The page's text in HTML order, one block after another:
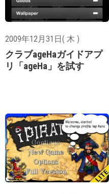
2009年12月31日( 木 )
クラブageHaガイドアプ
リ「ageHa」を試す